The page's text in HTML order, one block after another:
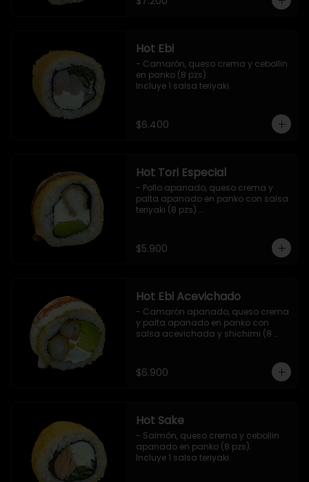
Hot Ebi
- Camarón, queso crema y cebollin
en panko (8 pzs).
Incluye 1 salsa teriyaki.
$6.400
Hot Tori Especial
- Pollo apanado, queso crema y
palta apanado en panko con salsa
teriyaki (8 pzs).
$5.900
Hot Ebi Acevichado
- Camarón apanado, queso crema
y palta apanado en panko con
salsa acevichada y shichimi (8
$6.900
Hot Sake
- Salmón, queso crema y cebollin
apanado en panko (8 pzs).
Incluye 1 salsa teriyaki.